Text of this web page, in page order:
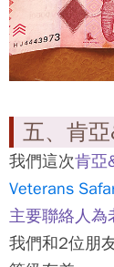
五、肯
我們這次肯亞
Veterans
主要聯絡人為
我們和2位朋